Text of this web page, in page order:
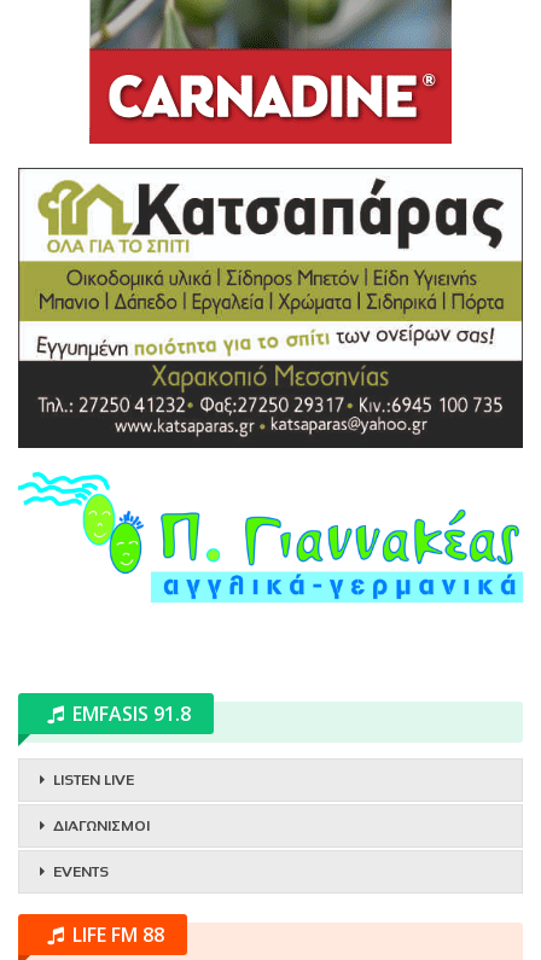
EMFASIS 91.8
LISTEN LIVE
ΔΙΑΓΩΝΙΣΜΟΙ
EVENTS
LIFE FM 88